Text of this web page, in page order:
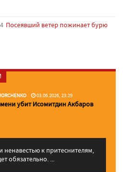
Посеявший ветер пожинает бурю
03.06.2026, 23:29
убит Исомитдин Акбаров
к притеснителям,
обязательно. ...